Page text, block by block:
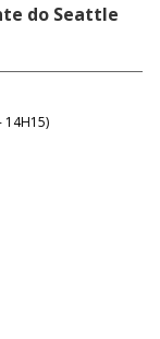
do Seattle
14H15)